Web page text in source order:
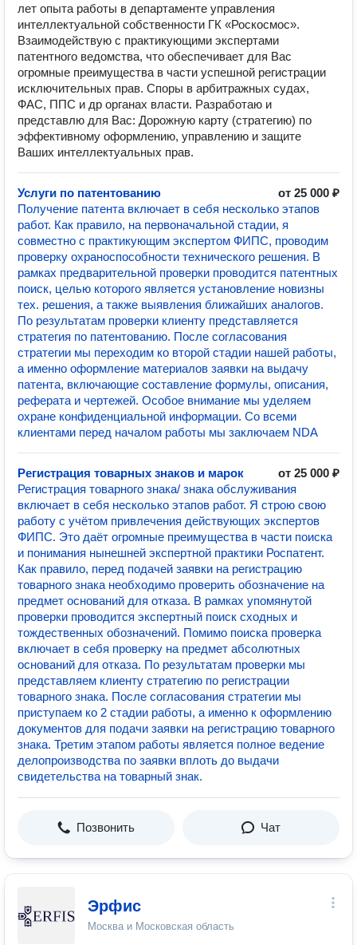
лет опыта работы в департаменте управления
интеллектуальной собственности ГК «Роскосмос».
Взаимодействую с практикующими экспертами
патентного ведомства, что обеспечивает для Вас
огромные преимущества в части успешной регистрации
исключительных прав. Споры в арбитражных судах,
ФАС, ППС и др органах власти. Разработаю и
представлю для Вас: Дорожную карту (стратегию) по
эффективному оформлению, управлению и защите
Ваших интеллектуальных прав.
Услуги по патентованию
от 25 000 ₽
Получение патента включает в себя несколько этапов
работ. Как правило, на первоначальной стадии, я
совместно с практикующим экспертом ФИПС, проводим
проверку охраноспособности технического решения. В
рамках предварительной проверки проводится патентных
поиск, целью которого является установление новизны
тех. решения, а также выявления ближайших аналогов.
По результатам проверки клиенту представляется
стратегия по патентованию. После согласования
стратегии мы переходим ко второй стадии нашей работы,
а именно оформление материалов заявки на выдачу
патента, включающие составление формулы, описания,
реферата и чертежей. Особое внимание мы уделяем
охране конфиденциальной информации. Со всеми
клиентами перед началом работы мы заключаем NDA
Регистрация товарных знаков и марок
от 25 000 ₽
Регистрация товарного знака/ знака обслуживания
включает в себя несколько этапов работ. Я строю свою
работу с учётом привлечения действующих экспертов
ФИПС. Это даёт огромные преимущества в части поиска
и понимания нынешней экспертной практики Роспатент.
Как правило, перед подачей заявки на регистрацию
товарного знака необходимо проверить обозначение на
предмет оснований для отказа. В рамках упомянутой
проверки проводится экспертный поиск сходных и
тождественных обозначений. Помимо поиска проверка
включает в себя проверку на предмет абсолютных
оснований для отказа. По результатам проверки мы
представляем клиенту стратегию по регистрации
товарного знака. После согласования стратегии мы
приступаем ко 2 стадии работы, а именно к оформлению
документов для подачи заявки на регистрацию товарного
знака. Третим этапом работы является полное ведение
делопроизводства по заявки вплоть до выдачи
свидетельства на товарный знак.
Позвонить Чат
Эрфис
Москва и Московская область